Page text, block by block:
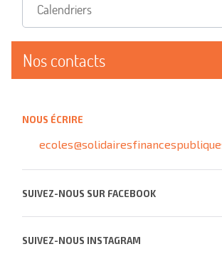
Calendriers
Nos contacts
NOUS ÉCRIRE
SUIVEZ-NOUS SUR FACEBOOK
SUIVEZ-NOUS INSTAGRAM